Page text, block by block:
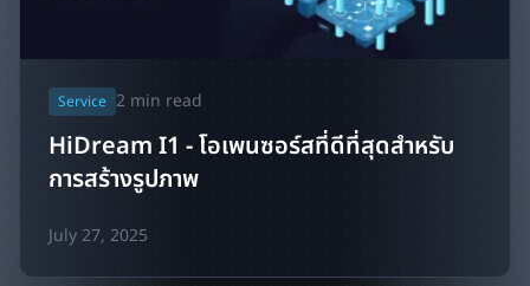
Service 2 min read
HiDream I1 - โอเพนซอร์สที่ดีที่สุดสำหรับ
การสร้างรูปภาพ
July 27, 2025